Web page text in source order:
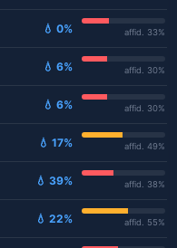
💧 0% affid. 33%
💧 6% affid. 30%
💧 6% affid. 30%
💧 17% affid. 49%
💧 39% affid. 38%
💧 22% affid. 55%